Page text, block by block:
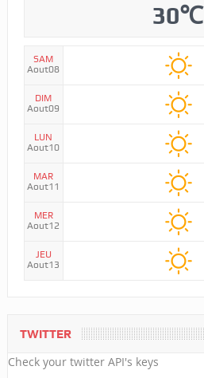
30℃
SAM
Aout08
DIM
Aout09
LUN
Aout10
MAR
Aout11
MER
Aout12
JEU
Aout13
TWITTER
Check your twitter API's keys